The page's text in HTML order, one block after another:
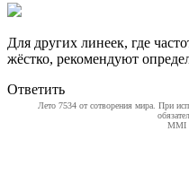
Для других линеек, где
жёстко, рекомендуют
Ответить
Лето 7534 от сотворения мира. При
MMI